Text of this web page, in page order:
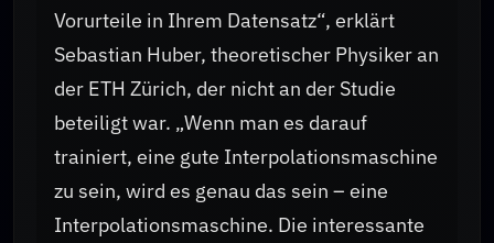
Vorurteile in Ihrem Datensatz“, erklärt
Sebastian Huber, theoretischer Physiker an
der ETH Zürich, der nicht an der Studie
beteiligt war. „Wenn man es darauf
trainiert, eine gute Interpolationsmaschine
zu sein, wird es genau das sein – eine
Interpolationsmaschine. Die interessante